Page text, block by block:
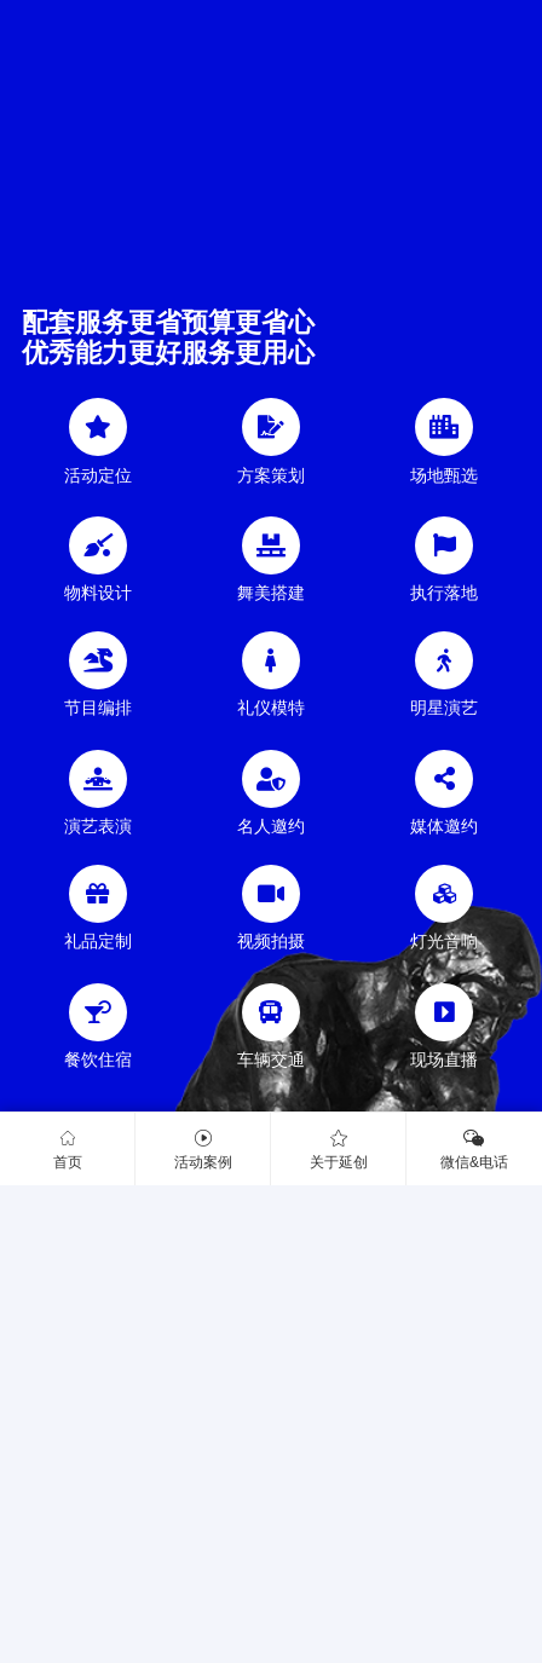
配套服务更省预算更省心
优秀能力更好服务更用心
活动定位 方案策划 场地甄选
物料设计 舞美搭建 执行落地
节目编排 礼仪模特 明星演艺
演艺表演 名人邀约 媒体邀约
礼品定制 视频拍摄 灯光音响
餐饮住宿 车辆交通 现场直播
更多了解我们
活动咨询：182 7482 8787
首页
活动案例 关于延创 微信&电话